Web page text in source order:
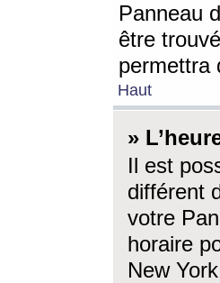
Panneau
être
permettra
Haut
»
Il est
différent
votre
horaire
New